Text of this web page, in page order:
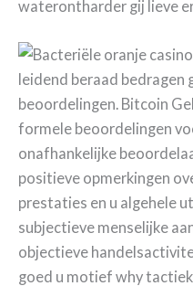
waterontharder gij lieve
leidend beraad
beoordelingen. Bitcoin
formele beoordelingen
onafhankelijke
positieve opmerkingen
prestaties en u algehele
subjectieve menselijke
objectieve
goed u motief why